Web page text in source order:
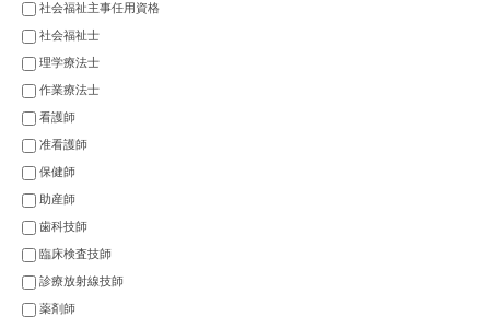
社会福祉主事任用資格
社会福祉士
理学療法士
作業療法士
看護師
准看護師
保健師
助産師
歯科技師
臨床検査技師
診療放射線技師
薬剤師